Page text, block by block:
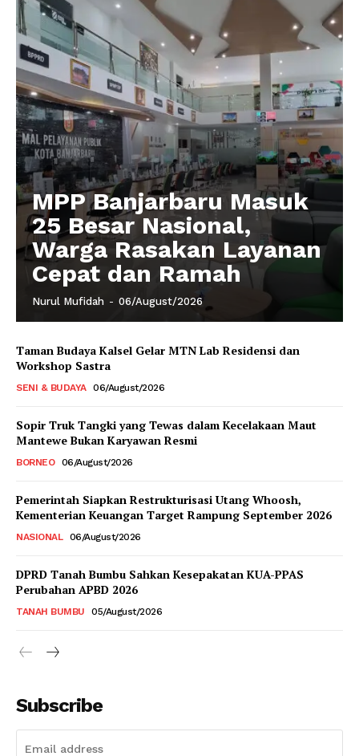
MPP Banjarbaru Masuk
25 Besar Nasional,
Warga Rasakan Layanan
Cepat dan Ramah
Nurul Mufidah - 06/August/2026
Taman Budaya Kalsel Gelar MTN Lab Residensi dan
Workshop Sastra
SENI & BUDAYA 06/August/2026
Sopir Truk Tangki yang Tewas dalam Kecelakaan Maut
Mantewe Bukan Karyawan Resmi
BORNEO 06/August/2026
Pemerintah Siapkan Restrukturisasi Utang Whoosh,
Kementerian Keuangan Target Rampung September 2026
NASIONAL 06/August/2026
DPRD Tanah Bumbu Sahkan Kesepakatan KUA-PPAS
Perubahan APBD 2026
TANAH BUMBU 05/August/2026
Subscribe